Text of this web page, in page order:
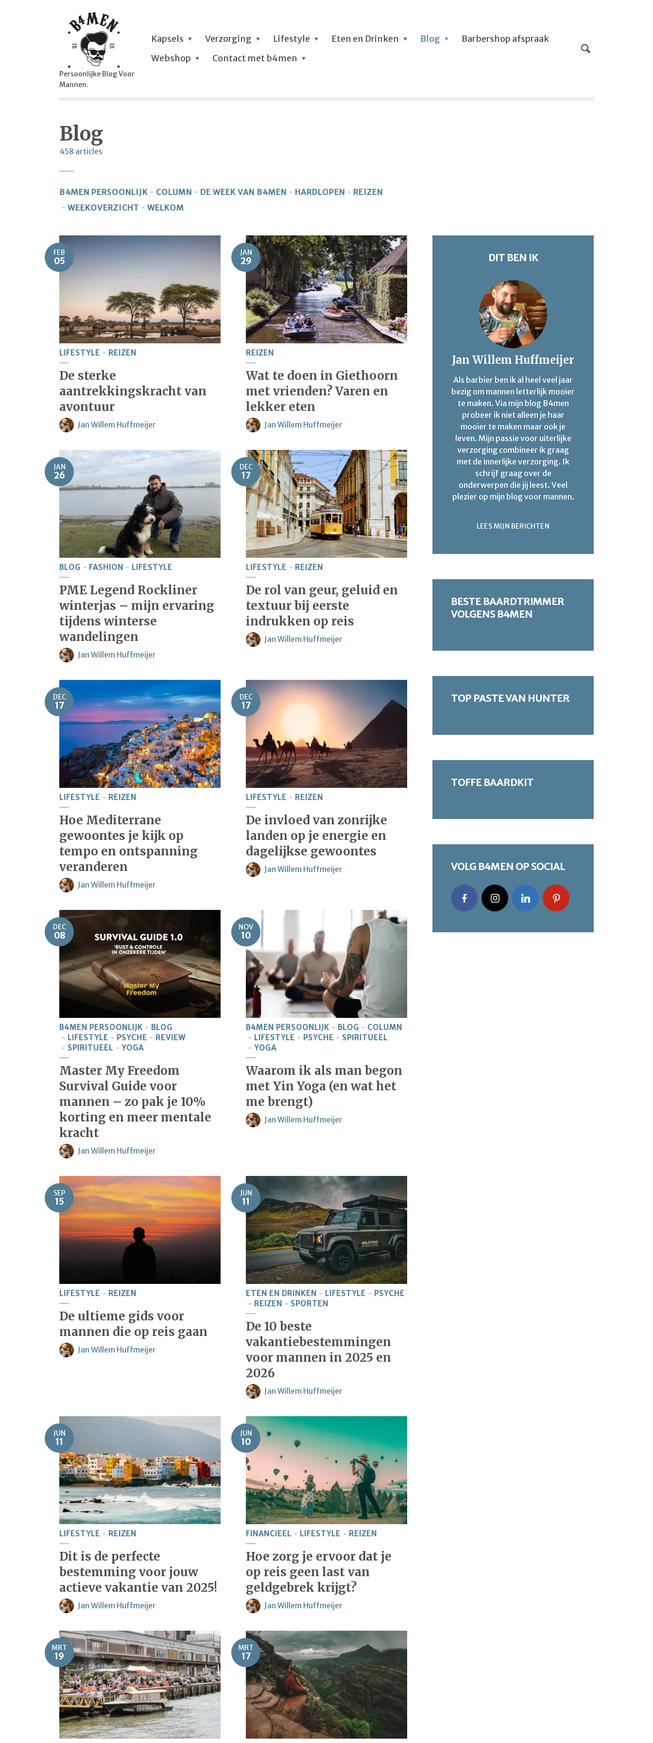
Persoonlijke Blog Voor
Mannen.
Kapsels Verzorging Lifestyle Eten en Drinken Blog
Barbershop afspraak
Webshop
Contact met b4men
Blog
458 articles
B4MEN PERSOONLIJK COLUMN DE WEEK VAN B4MEN HARDLOPEN
REIZEN
WEEKOVERZICHT
WELKOM
FEB
05
LIFESTYLE REIZEN
De sterke
aantrekkingskracht van
avontuur
Jan Willem Huffmeijer
JAN
29
REIZEN
Wat te doen in Giethoorn
met vrienden? Varen en
lekker eten
Jan Willem Huffmeijer
JAN
26
BLOG FASHION LIFESTYLE
PME Legend Rockliner
winterjas – mijn ervaring
tijdens winterse
wandelingen
Jan Willem Huffmeijer
DEC
17
LIFESTYLE REIZEN
De rol van geur, geluid en
textuur bij eerste
indrukken op reis
Jan Willem Huffmeijer
DEC
17
LIFESTYLE REIZEN
Hoe Mediterrane
gewoontes je kijk op
tempo en ontspanning
veranderen
Jan Willem Huffmeijer
DEC
17
LIFESTYLE REIZEN
De invloed van zonrijke
landen op je energie en
dagelijkse gewoontes
Jan Willem Huffmeijer
DEC
08
B4MEN PERSOONLIJK
BLOG
LIFESTYLE
PSYCHE
REVIEW
SPIRITUEEL
YOGA
Master My Freedom
Survival Guide voor
mannen – zo pak je 10%
korting en meer mentale
kracht
Jan Willem Huffmeijer
NOV
10
B4MEN PERSOONLIJK BLOG
COLUMN
LIFESTYLE
PSYCHE
SPIRITUEEL
YOGA
Waarom ik als man begon
met Yin Yoga (en wat het
me brengt)
Jan Willem Huffmeijer
SEP
15
LIFESTYLE REIZEN
De ultieme gids voor
mannen die op reis gaan
Jan Willem Huffmeijer
JUN
11
ETEN EN DRINKEN LIFESTYLE
PSYCHE
REIZEN
SPORTEN
De 10 beste
vakantiebestemmingen
voor mannen in 2025 en
2026
Jan Willem Huffmeijer
JUN
11
LIFESTYLE REIZEN
Dit is de perfecte
bestemming voor jouw
actieve vakantie van 2025!
Jan Willem Huffmeijer
JUN
10
FINANCIEEL LIFESTYLE REIZEN
Hoe zorg je ervoor dat je
op reis geen last van
geldgebrek krijgt?
Jan Willem Huffmeijer
MRT
19
MRT
17
DIT BEN IK
Jan Willem Huffmeijer
Als barbier ben ik al heel veel jaar
bezig om mannen letterlijk mooier
te maken. Via mijn blog B4men
probeer ik niet alleen je haar
mooier te maken maar ook je
leven. Mijn passie voor uiterlijke
verzorging combineer ik graag
met de innerlijke verzorging. Ik
schrijf graag over de
onderwerpen die jij leest. Veel
plezier op mijn blog voor mannen.
LEES MIJN BERICHTEN
BESTE BAARDTRIMMER
VOLGENS B4MEN
TOP PASTE VAN HUNTER
TOFFE BAARDKIT
VOLG B4MEN OP SOCIAL